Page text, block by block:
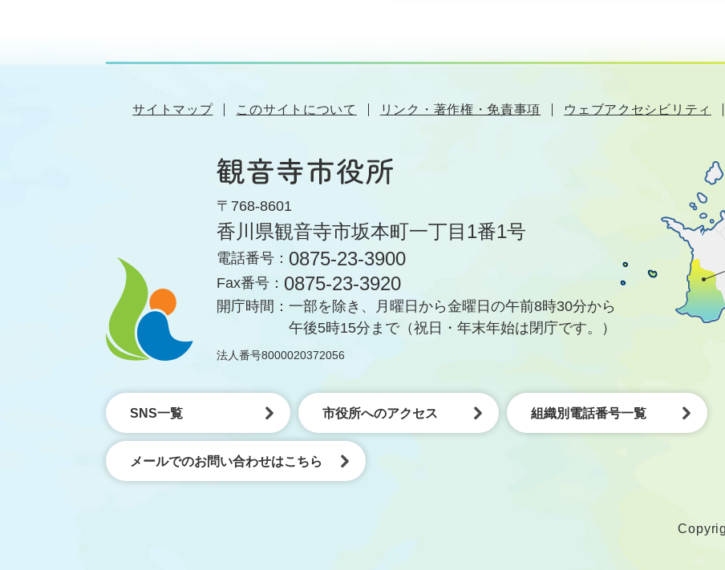
サイトマップ このサイトについて リンク・著作権・免責事項 ウェブアクセシビリティ
〒768-8601
香川県観音寺市坂本町一丁目1番1号
電話番号： 0875-23-3900
Fax番号： 0875-23-3920
開庁時間： 一部を除き、月曜日から金曜日の午前8時30分から
午後5時15分まで（祝日・年末年始は閉庁です。）
法人番号8000020372056
SNS一覧 市役所へのアクセス 組織別電話番号一覧
メールでのお問い合わせはこちら